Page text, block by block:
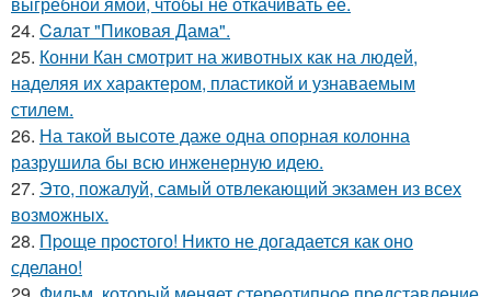
24. Caлат "Пиковая Дама".
25. Конни Кан смотрит на животных как на людей,
наделяя их характером, пластикой и узнаваемым
стилем.
26. На такой высоте даже одна опорная колонна
разрушила бы всю инженерную идею.
27. Это, пожалуй, самый отвлекающий экзамен из всех
возможных.
28. Пpoще пpocтого! Никто не догадается как оно
сделано!